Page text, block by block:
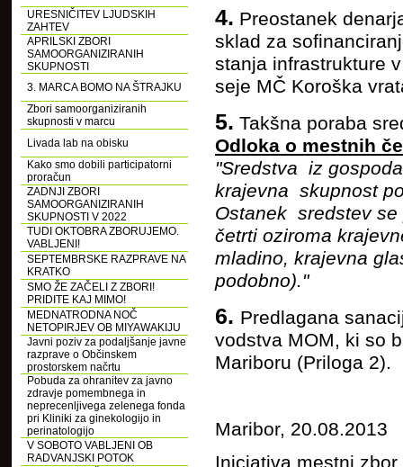
URESNIČITEV LJUDSKIH
ZAHTEV
APRILSKI ZBORI
SAMOORGANIZIRANIH
SKUPNOSTI
3. MARCA BOMO NA ŠTRAJKU
Zbori samoorganiziranih
skupnosti v marcu
Livada lab na obisku
Kako smo dobili participatorni
proračun
ZADNJI ZBORI
SAMOORGANIZIRANIH
SKUPNOSTI V 2022
TUDI OKTOBRA ZBORUJEMO.
VABLJENI!
SEPTEMBRSKE RAZPRAVE NA
KRATKO
SMO ŽE ZAČELI Z ZBORI!
PRIDITE KAJ MIMO!
MEDNATRODNA NOČ
NETOPIRJEV OB MIYAWAKIJU
Javni poziv za podaljšanje javne
razprave o Občinskem
prostorskem načrtu
Pobuda za ohranitev za javno
zdravje pomembnega in
neprecenljivega zelenega fonda
pri Kliniki za ginekologijo in
perinatologijo
V SOBOTO VABLJENI OB
RADVANJSKI POTOK
4. Preostanek
sklad za
stanja infrastrukture
seje MČ Koroška
5. Takšna poraba
Odloka o mestnih
"Sredstva iz
krajevna skupnost
Ostanek sredstev
četrti oziroma
mladino, krajevna
podobno)."
6. Predlagana
vodstva MOM, ki so
Mariboru (Priloga 2).
Maribor, 20.08.2013
Iniciativa mestni zbor,